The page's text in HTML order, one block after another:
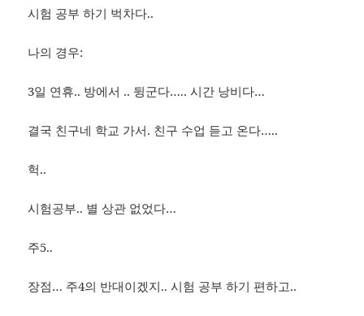
시험 공부 하기 벅차다..
나의 경우:
3일 연휴.. 방에서 .. 뒹군다….. 시간 낭비다…
결국 친구네 학교 가서. 친구 수업 듣고 온다…..
헉..
시험공부.. 별 상관 없었다…
주5..
장점… 주4의 반대이겠지.. 시험 공부 하기 편하고..